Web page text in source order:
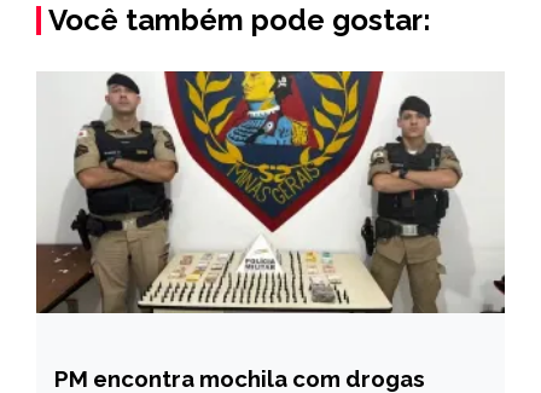
Você também pode gostar:
CAPELINHA
PM encontra mochila com drogas